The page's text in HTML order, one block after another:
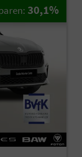
30,1%